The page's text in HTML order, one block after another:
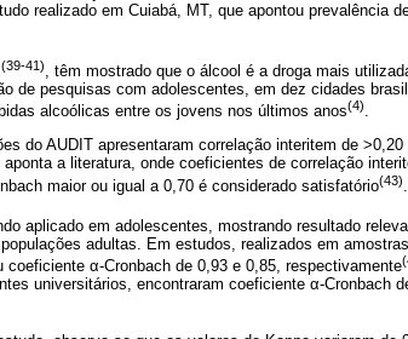
realizado em Cuiabá, MT, que apontou prevalência
(39-41)
, têm mostrado que o álcool é a droga mais
de pesquisas com adolescentes, em dez cidades
alcoólicas entre os jovens nos últimos anos(4).
do AUDIT apresentaram correlação interitem de >0,20
a literatura, onde coeficientes de correlação
maior ou igual a 0,70 é considerado satisfatório(43)
aplicado em adolescentes, mostrando resultado
adultas. Em estudos, realizados em
α-Cronbach de 0,93 e 0,85, respectivamente
universitários, encontraram coeficiente α-Cronbach